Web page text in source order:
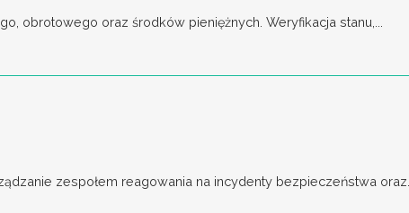
obrotowego oraz środków pieniężnych. Weryfikacja stanu,...
zespołem reagowania na incydenty bezpieczeństwa oraz...